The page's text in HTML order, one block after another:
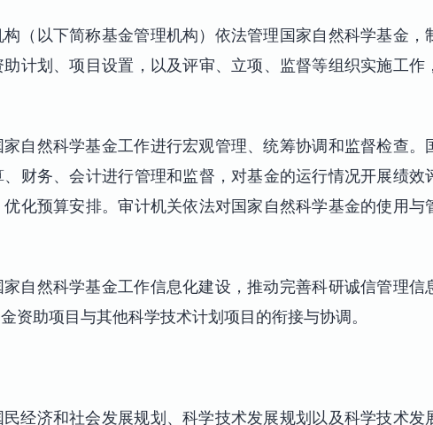
（以下简称基金管理机构）依法管理国家自然科学基金，
计划、项目设置，以及评审、立项、监督等组织实施工作
自然科学基金工作进行宏观管理、统筹协调和监督检查。
财务、会计进行管理和监督，对基金的运行情况开展绩效
化预算安排。审计机关依法对国家自然科学基金的使用与
自然科学基金工作信息化建设，推动完善科研诚信管理信
资助项目与其他科学技术计划项目的衔接与协调。
经济和社会发展规划、科学技术发展规划以及科学技术发